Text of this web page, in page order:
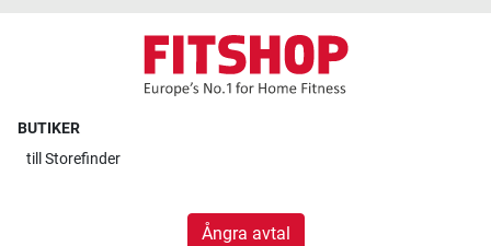
BUTIKER
till Storefinder
Ångra avtal